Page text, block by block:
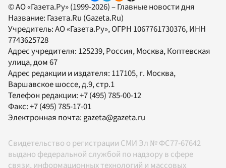
© АО «Газета.Ру» (1999-2026) – Главные новости дня
Название: Газета.Ru (Gazeta.Ru)
Учредитель:АО «Газета.Ру», ОГРН 1067761730376, ИНН
7743625728
Адрес учредителя: 125239, Россия, Москва, Коптевская
улица, дом 67
Адрес редакции и издателя: 117105, г. Москва,
Варшавское шоссе, д.9, стр.1
Телефон редакции:+7 (495) 785-00-12
Факс:+7 (495) 785-17-01
Электронная почта: gazeta@gazeta.ru
Свидетельство о регистрации СМИ Эл № ФС77-67642
выдано федеральной службой по надзору в сфере
связи, информационных технологий и массовых